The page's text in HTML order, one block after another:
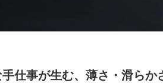
仕事が生む、薄さ・滑らか